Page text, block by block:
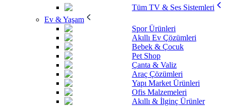
Tüm TV & Ses Sistemleri
Ev & Yaşam
Spor Ürünleri
Akıllı Ev Çözümleri
Bebek & Çocuk
Pet Shop
Çanta & Valiz
Araç Çözümleri
Yapı Market Ürünleri
Ofis Malzemeleri
Akıllı & İlginç Ürünler